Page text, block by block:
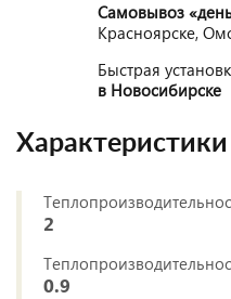
Самовывоз
Красноярске,
Быстрая
в Новосибирске
Характеристики
2
0.9